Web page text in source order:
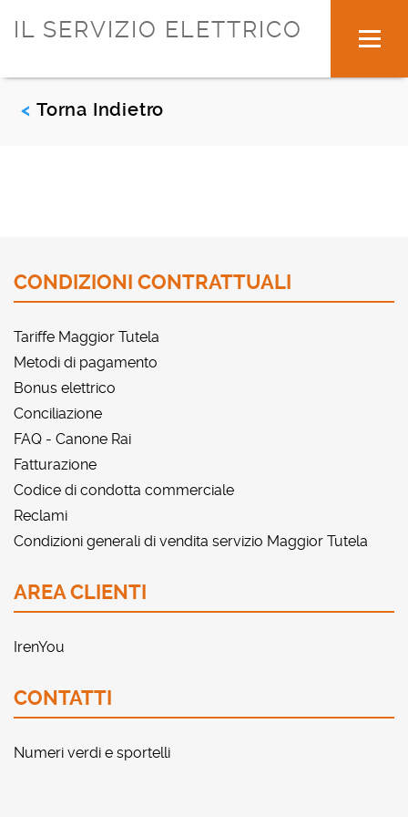
IL SERVIZIO ELETTRICO
< Torna Indietro
CONDIZIONI CONTRATTUALI
Tariffe Maggior Tutela
Metodi di pagamento
Bonus elettrico
Conciliazione
FAQ - Canone Rai
Fatturazione
Codice di condotta commerciale
Reclami
Condizioni generali di vendita servizio Maggior Tutela
AREA CLIENTI
IrenYou
CONTATTI
Numeri verdi e sportelli